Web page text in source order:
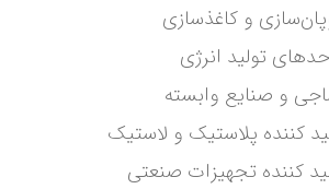
و کاغذ‌سازی
تولید انرژی
و صنایع وابسته
کننده پلاستیک و لاستیک
کننده تجهیزات صنعتی